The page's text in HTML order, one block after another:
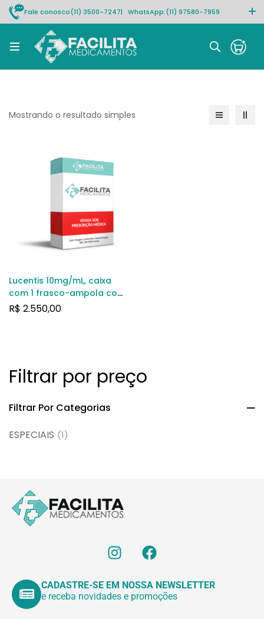
Fale conosco(11) 3500-7247| WhatsApp:(11) 97580-7959
Rastrear pedido
Filtrar por preço
Filtrar Por Categorias
ESPECIAIS (1)
Mostrando o resultado simples
Lucentis 10mg/mL, caixa
com 1 frasco-ampola com
0,23mL de solução
R$ 2.550,00
CADASTRE-SE EM NOSSA NEWSLETTER
e receba novidades e promoções